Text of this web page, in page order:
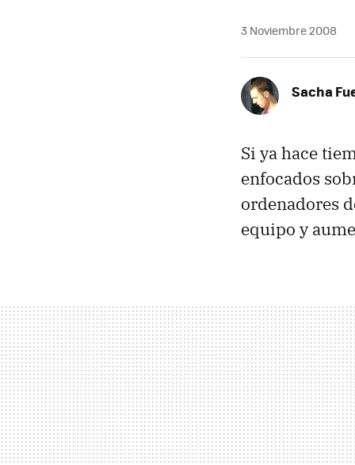
3 Noviembre 2008
Sacha
Si ya hace
enfocados
ordenadores
equipo y